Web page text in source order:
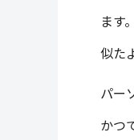
ます。
似た
パー
かつ